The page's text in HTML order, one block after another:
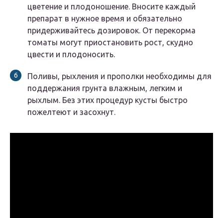
цветение и плодоношение. Вносите каждый
препарат в нужное время и обязательно
придерживайтесь дозировок. От перекорма
томаты могут приостановить рост, скудно
цвести и плодоносить.
Поливы, рыхления и прополки необходимы для
поддержания грунта влажным, легким и
рыхлым. Без этих процедур кусты быстро
пожелтеют и засохнут.